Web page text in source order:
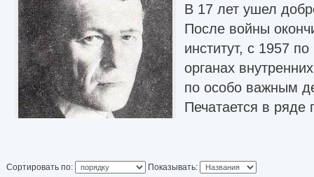
В 17 лет ушел
После войны
институт, с 1957
органах
по особо важным
Печатается в ряде
печати.
Сортировать по: Показывать: